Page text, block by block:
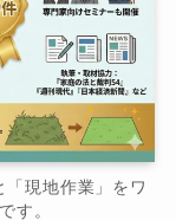
現地作業」をワ
す。